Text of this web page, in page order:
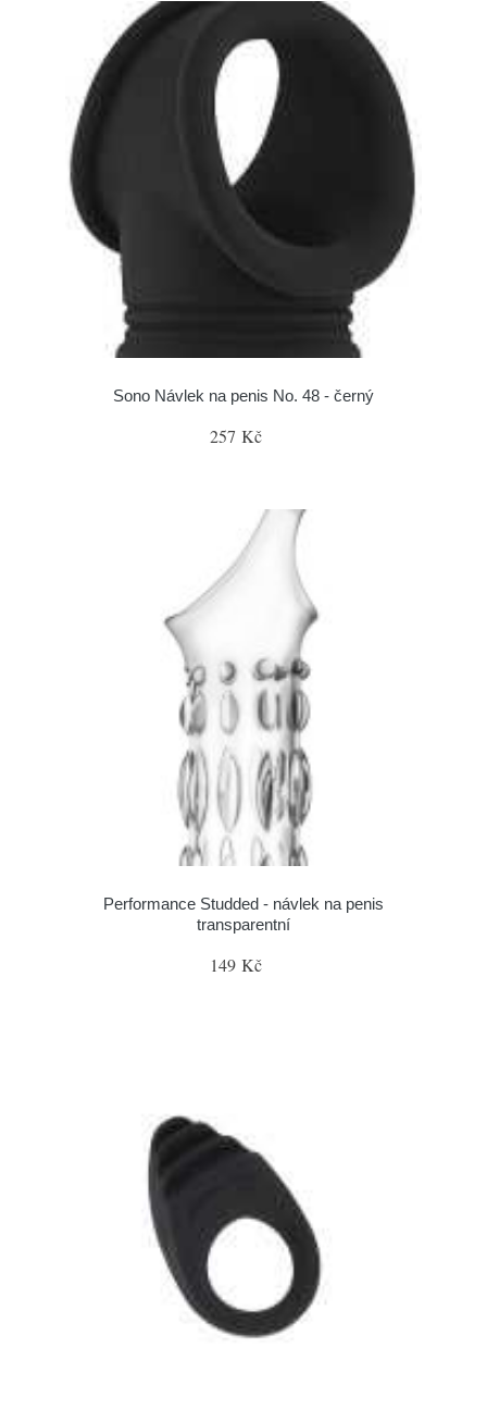
Sono Návlek na penis No. 48 - černý
257 Kč
Performance Studded - návlek na penis
transparentní
149 Kč